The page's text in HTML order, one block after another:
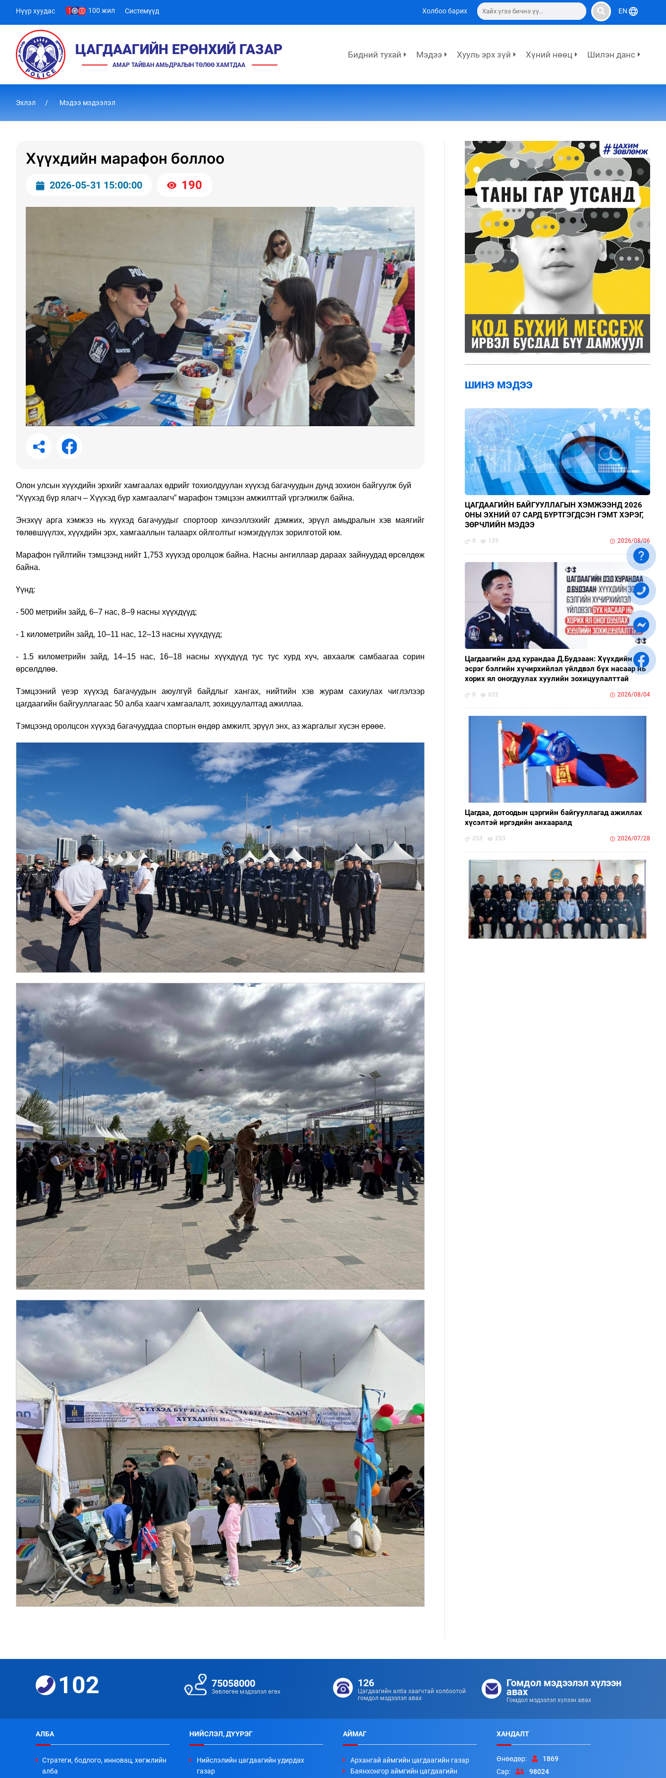
Нүүр хуудас 100 жил Системүүд Холбоо барих EN
ЦАГДААГИЙН ЕРӨНХИЙ ГАЗАР
АМАР ТАЙВАН АМЬДРАЛЫН ТӨЛӨӨ ХАМТДАА
Бидний тухай Мэдээ Хууль эрх зүй Хүний нөөц Шилэн данс
Эхлэл Мэдээ мэдээлэл
Хүүхдийн марафон боллоо
2026-05-31 15:00:00 190
Олон улсын хүүхдийн эрхийг хамгаалах өдрийг тохиолдуулан хүүхэд багачуудын дунд зохион байгуулж буй
“Хүүхэд бүр ялагч – Хүүхэд бүр хамгаалагч” марафон тэмцээн амжилттай үргэлжилж байна.
Энэхүү арга хэмжээ нь хүүхэд багачуудыг спортоор хичээллэхийг дэмжих, эрүүл амьдралын хэв маягийг
төлөвшүүлэх, хүүхдийн эрх, хамгааллын талаарх ойлголтыг нэмэгдүүлэх зорилготой юм.
Марафон гүйлтийн тэмцээнд нийт 1,753 хүүхэд оролцож байна. Насны ангиллаар дараах зайнуудад өрсөлдөж
байна.
Үүнд:
- 500 метрийн зайд, 6–7 нас, 8–9 насны хүүхдүүд;
- 1 километрийн зайд, 10–11 нас, 12–13 насны хүүхдүүд;
- 1.5 километрийн зайд, 14–15 нас, 16–18 насны хүүхдүүд тус тус хурд хүч, авхаалж самбаагаа сорин
өрсөлдлөө.
Тэмцээний үеэр хүүхэд багачуудын аюулгүй байдлыг хангах, нийтийн хэв журам сахиулах чиглэлээр
цагдаагийн байгууллагаас 50 алба хаагч хамгаалалт, зохицуулалтад ажиллаа.
Тэмцээнд оролцсон хүүхэд багачууддаа спортын өндөр амжилт, эрүүл энх, аз жаргалыг хүсэн ерөөе.
ШИНЭ МЭДЭЭ
ЦАГДААГИЙН БАЙГУУЛЛАГЫН ХЭМЖЭЭНД 2026
ОНЫ ЭХНИЙ 07 САРД БҮРТГЭГДСЭН ГЭМТ ХЭРЭГ,
ЗӨРЧЛИЙН МЭДЭЭ
0 139 2026/08/06
Цагдаагийн дэд хурандаа Д.Будзаан: Хүүхдийн
эсрэг бэлгийн хүчирхийлэл үйлдвэл бүх насаар нь
хорих ял оногдуулах хуулийн зохицуулалттай
0 622 2026/08/04
Цагдаа, дотоодын цэргийн байгууллагад ажиллах
хүсэлтэй иргэдийн анхааралд
253 253 2026/07/28
253 2026/07/08
102 75058000
Зөвлөгөө мэдээлэл өгөх
126
Цагдаагийн алба хаагчтай холбоотой
гомдол мэдээлэл авах
Гомдол мэдээлэл хүлээн
авах
Гомдол мэдээлэл хүлээн авах
АЛБА
Стратеги, бодлого, инновац, хөгжлийн
алба
НИЙСЛЭЛ, ДҮҮРЭГ
Нийслэлийн цагдаагийн удирдах
газар
АЙМАГ
Архангай аймгийн цагдаагийн газар
Баянхонгор аймгийн цагдаагийн
ХАНДАЛТ
Өнөөдөр:
1869
Сар:
98024